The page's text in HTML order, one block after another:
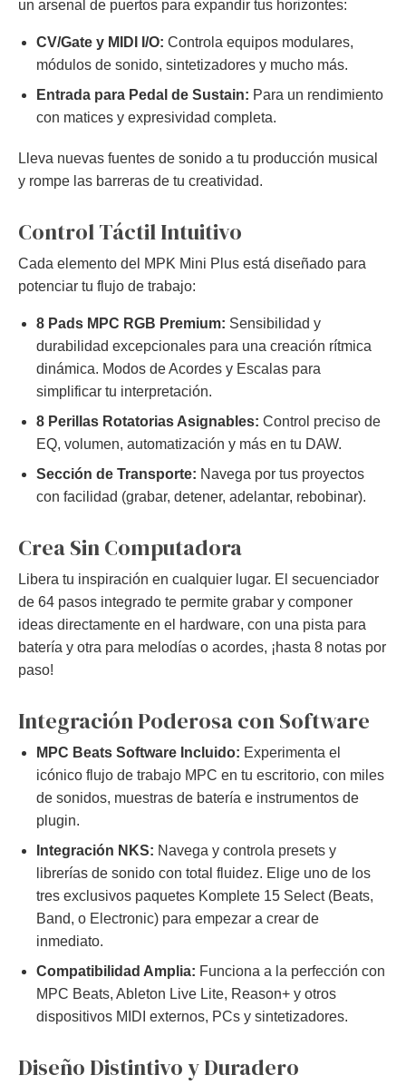
un arsenal de puertos para expandir tus horizontes:
CV/Gate y MIDI I/O: Controla equipos modulares,
módulos de sonido, sintetizadores y mucho más.
Entrada para Pedal de Sustain: Para un rendimiento
con matices y expresividad completa.
Lleva nuevas fuentes de sonido a tu producción musical
y rompe las barreras de tu creatividad.
Control Táctil Intuitivo
Cada elemento del MPK Mini Plus está diseñado para
potenciar tu flujo de trabajo:
8 Pads MPC RGB Premium: Sensibilidad y
durabilidad excepcionales para una creación rítmica
dinámica. Modos de Acordes y Escalas para
simplificar tu interpretación.
8 Perillas Rotatorias Asignables: Control preciso de
EQ, volumen, automatización y más en tu DAW.
Sección de Transporte: Navega por tus proyectos
con facilidad (grabar, detener, adelantar, rebobinar).
Crea Sin Computadora
Libera tu inspiración en cualquier lugar. El secuenciador
de 64 pasos integrado te permite grabar y componer
ideas directamente en el hardware, con una pista para
batería y otra para melodías o acordes, ¡hasta 8 notas por
paso!
Integración Poderosa con Software
MPC Beats Software Incluido: Experimenta el
icónico flujo de trabajo MPC en tu escritorio, con miles
de sonidos, muestras de batería e instrumentos de
plugin.
Integración NKS: Navega y controla presets y
librerías de sonido con total fluidez. Elige uno de los
tres exclusivos paquetes Komplete 15 Select (Beats,
Band, o Electronic) para empezar a crear de
inmediato.
Compatibilidad Amplia: Funciona a la perfección con
MPC Beats, Ableton Live Lite, Reason+ y otros
dispositivos MIDI externos, PCs y sintetizadores.
Diseño Distintivo y Duradero